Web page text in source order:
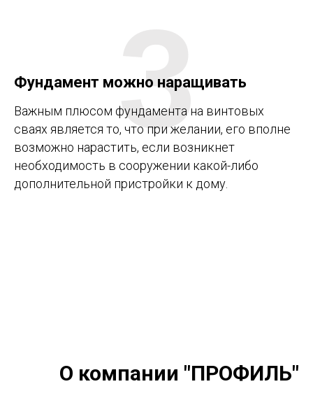
Фундамент можно наращивать
Важным плюсом фундамента на винтовых
сваях является то, что при желании, его вполне
возможно нарастить, если возникнет
необходимость в сооружении какой-либо
дополнительной пристройки к дому.
3
О компании "ПРОФИЛЬ"